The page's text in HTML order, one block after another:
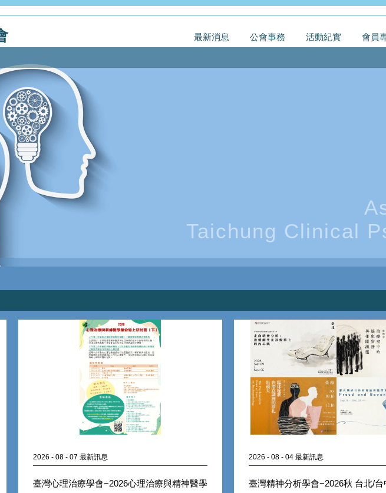
最新消息 公會事務 活動紀實 會員
Taichung Clinical
2026 - 08 - 07 最新訊息
臺灣心理治療學會−2026心理治療與精神醫學
2026 - 08 - 04 最新訊息
臺灣精神分析學會−2026秋 台北/台